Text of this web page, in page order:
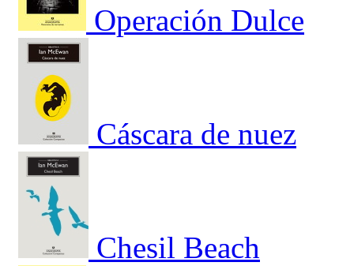
Operación Dulce
Cáscara de nuez
Chesil Beach